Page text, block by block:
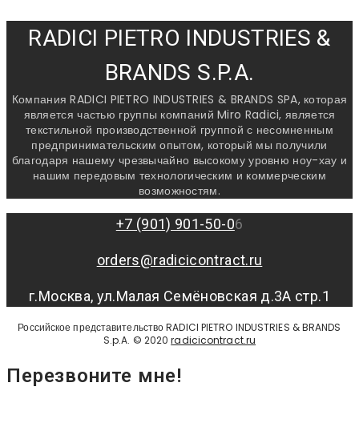
RADICI PIETRO INDUSTRIES &
BRANDS S.P.A.
Компания RADICI PIETRO INDUSTRIES & BRANDS SPA, которая
является частью группы компаний Miro Radici, является
текстильной производственной группой с несомненным
предпринимательским опытом, который мы получили
благодаря нашему чрезвычайно высокому уровню ноу-хау и
нашим передовым технологическим и коммерческим
возможностям.
+7 (901) 901-50-06
orders@radicicontract.ru
г.Москва, ул.Малая Семёновская д.3А стр.1
Российское представительство RADICI PIETRO INDUSTRIES & BRANDS
S.p.A. © 2020radicicontract.ru
Перезвоните мне!